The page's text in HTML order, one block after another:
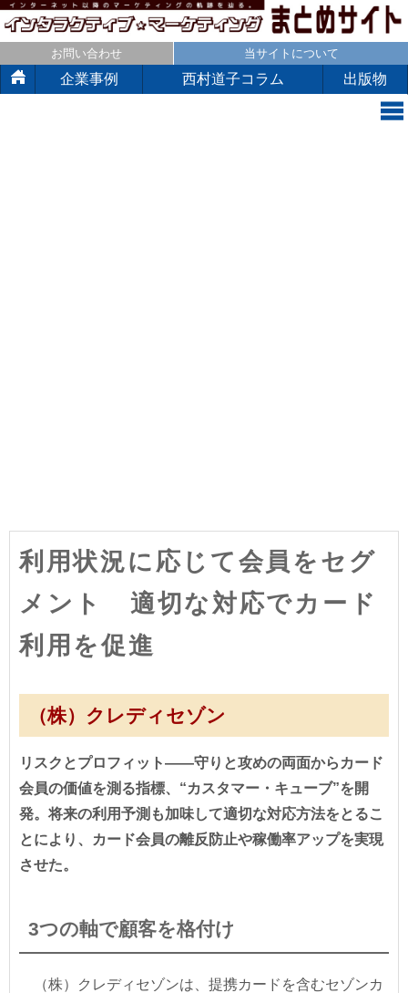
お問い合わせ 当サイトについて
企業事例 西村道子コラム 出版物
利用状況に応じて会員をセグ
メント 適切な対応でカード
利用を促進
（株）クレディセゾン
リスクとプロフィット――守りと攻めの両面からカード
会員の価値を測る指標、“カスタマー・キューブ”を開
発。将来の利用予測も加味して適切な対応方法をとるこ
とにより、カード会員の離反防止や稼働率アップを実現
させた。
3つの軸で顧客を格付け
（株）クレディセゾンは、提携カードを含むセゾンカ